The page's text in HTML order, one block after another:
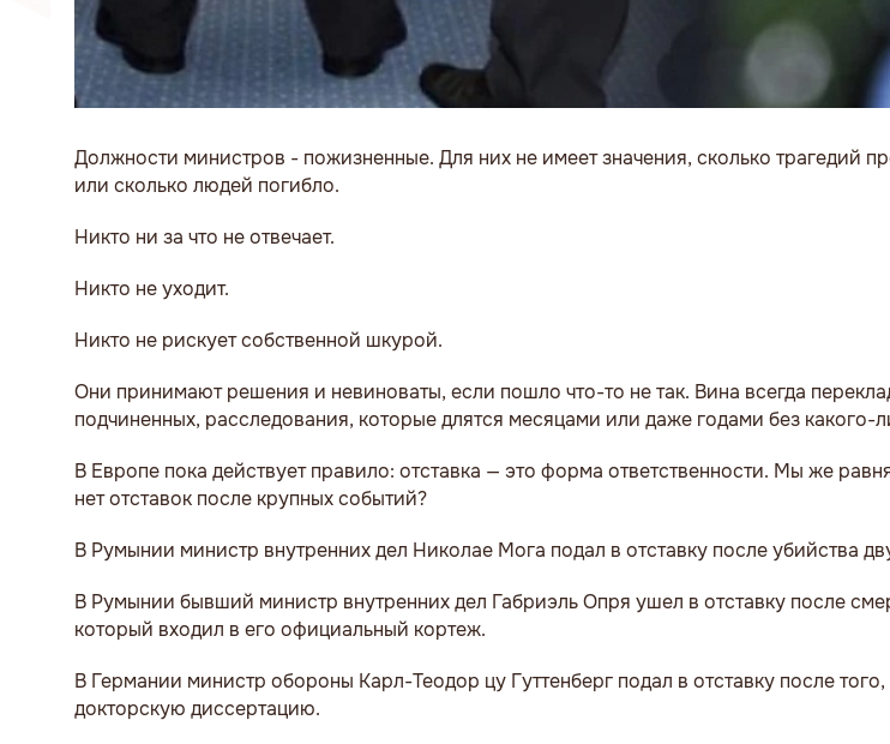
Должности министров - пожизненные. Для них не имеет значения, сколько трагедий
или сколько людей погибло.
Никто ни за что не отвечает.
Никто не уходит.
Никто не рискует собственной шкурой.
Они принимают решения и невиноваты, если пошло что-то не так. Вина всегда
подчиненных, расследования, которые длятся месяцами или даже годами без какого-
В Европе пока действует правило: отставка — это форма ответственности. Мы же
нет отставок после крупных событий?
В Румынии министр внутренних дел Николае Мога подал в отставку после убийства
В Румынии бывший министр внутренних дел Габриэль Опря ушел в отставку после
который входил в его официальный кортеж.
В Германии министр обороны Карл-Теодор цу Гуттенберг подал в отставку после
докторскую диссертацию.